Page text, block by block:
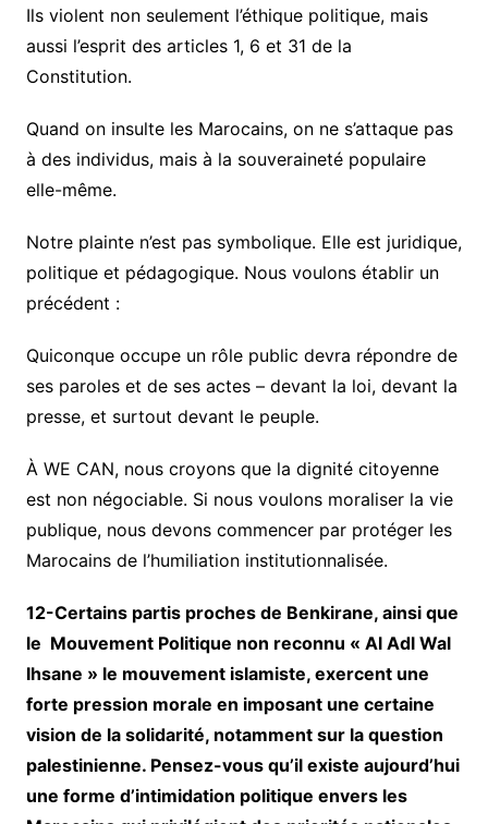
Ils violent non seulement l’éthique politique, mais
aussi l’esprit des articles 1, 6 et 31 de la
Constitution.
Quand on insulte les Marocains, on ne s’attaque pas
à des individus, mais à la souveraineté populaire
elle-même.
Notre plainte n’est pas symbolique. Elle est juridique,
politique et pédagogique. Nous voulons établir un
précédent :
Quiconque occupe un rôle public devra répondre de
ses paroles et de ses actes – devant la loi, devant la
presse, et surtout devant le peuple.
À WE CAN, nous croyons que la dignité citoyenne
est non négociable. Si nous voulons moraliser la vie
publique, nous devons commencer par protéger les
Marocains de l’humiliation institutionnalisée.
12-Certains partis proches de Benkirane, ainsi que
le Mouvement Politique non reconnu « Al Adl Wal
Ihsane » le mouvement islamiste, exercent une
forte pression morale en imposant une certaine
vision de la solidarité, notamment sur la question
palestinienne. Pensez-vous qu’il existe aujourd’hui
une forme d’intimidation politique envers les